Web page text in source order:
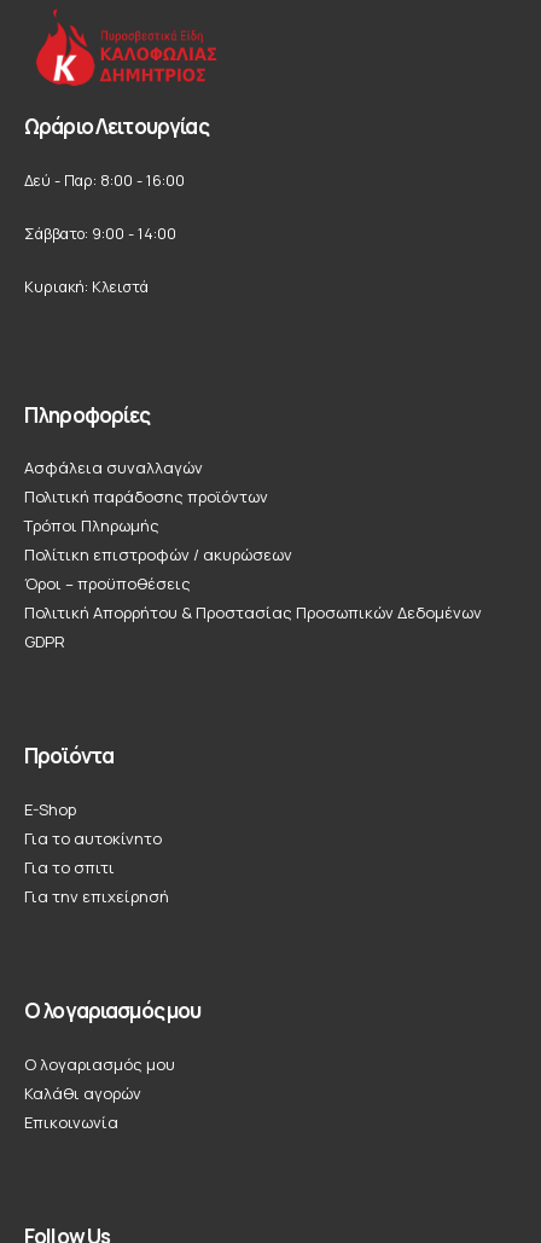
Ωράριο Λειτουργίας
Δεύ - Παρ: 8:00 - 16:00
Σάββατο: 9:00 - 14:00
Κυριακή: Κλειστά
Πληροφορίες
Ασφάλεια συναλλαγών
Πολιτική παράδοσης προϊόντων
Τρόποι Πληρωμής
Πολίτικη επιστροφών / ακυρώσεων
Όροι – προϋποθέσεις
Πολιτική Απορρήτου & Προστασίας Προσωπικών Δεδομένων
GDPR
Προϊόντα
E-Shop
Για το αυτοκίνητο
Για το σπιτι
Για την επιχείρησή
Ο λογαριασμός μου
Ο λογαριασμός μου
Καλάθι αγορών
Επικοινωνία
Follow Us